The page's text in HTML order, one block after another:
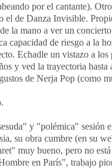
por el cantante).
el de Danza Invisible.
la mano a ver un
capacidad de riesgo a la
Echadle un vistazo a los
y ved la trayectoria
de Nerja Pop (como
y "polémica" sesión
su obra cumbre (en su
muy bueno, pero no
en París", trabajo